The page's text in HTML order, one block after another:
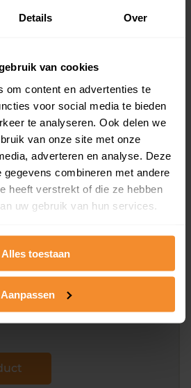
Details Over
van cookies
om content en advertenties te
voor social media te bieden
te analyseren. Ook delen we
van onze site met onze
adverteren en analyse. Deze
gegevens combineren met andere
heeft verstrekt of die ze hebben
uw gebruik van hun services.
Alles toestaan
Aanpassen
verkochte woningen (koopsom
een postcodegebied. Dit
van het perceel en